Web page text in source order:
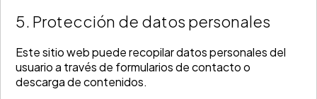
5. Protección de datos personales
Este sitio web puede recopilar datos personales del
usuario a través de formularios de contacto o
descarga de contenidos.